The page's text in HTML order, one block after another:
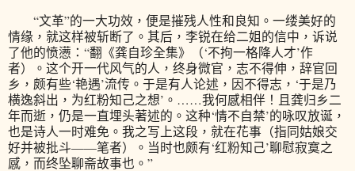
“文革”的一大功效，便是摧残人性和良知。一缕美好的
情缘，就这样被斩断了。其后，李锐在给二姐的信中，诉说
了他的愤懑：“翻《龚自珍全集》（‘不拘一格降人才’作
者）。这个开一代风气的人，终身微官，志不得伸，辞官回
乡，颇有些‘艳遇’流传。于是有人论述，因不得志，‘于是乃
横逸斜出，为红粉知己之想’。……我何感相伴！且龚归乡二
年而逝，仍是一直埋头著述的。这种‘情不自禁’的咏叹放诞，
也是诗人一时难免。我之写上这段，就在花事（指同姑娘交
好并被批斗——笔者）。当时也颇有‘红粉知己’聊慰寂寞之
感，而终坠聊斋故事也。”